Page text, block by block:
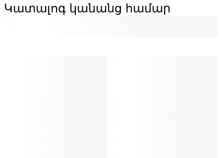
Կատալոգ կանանց համար